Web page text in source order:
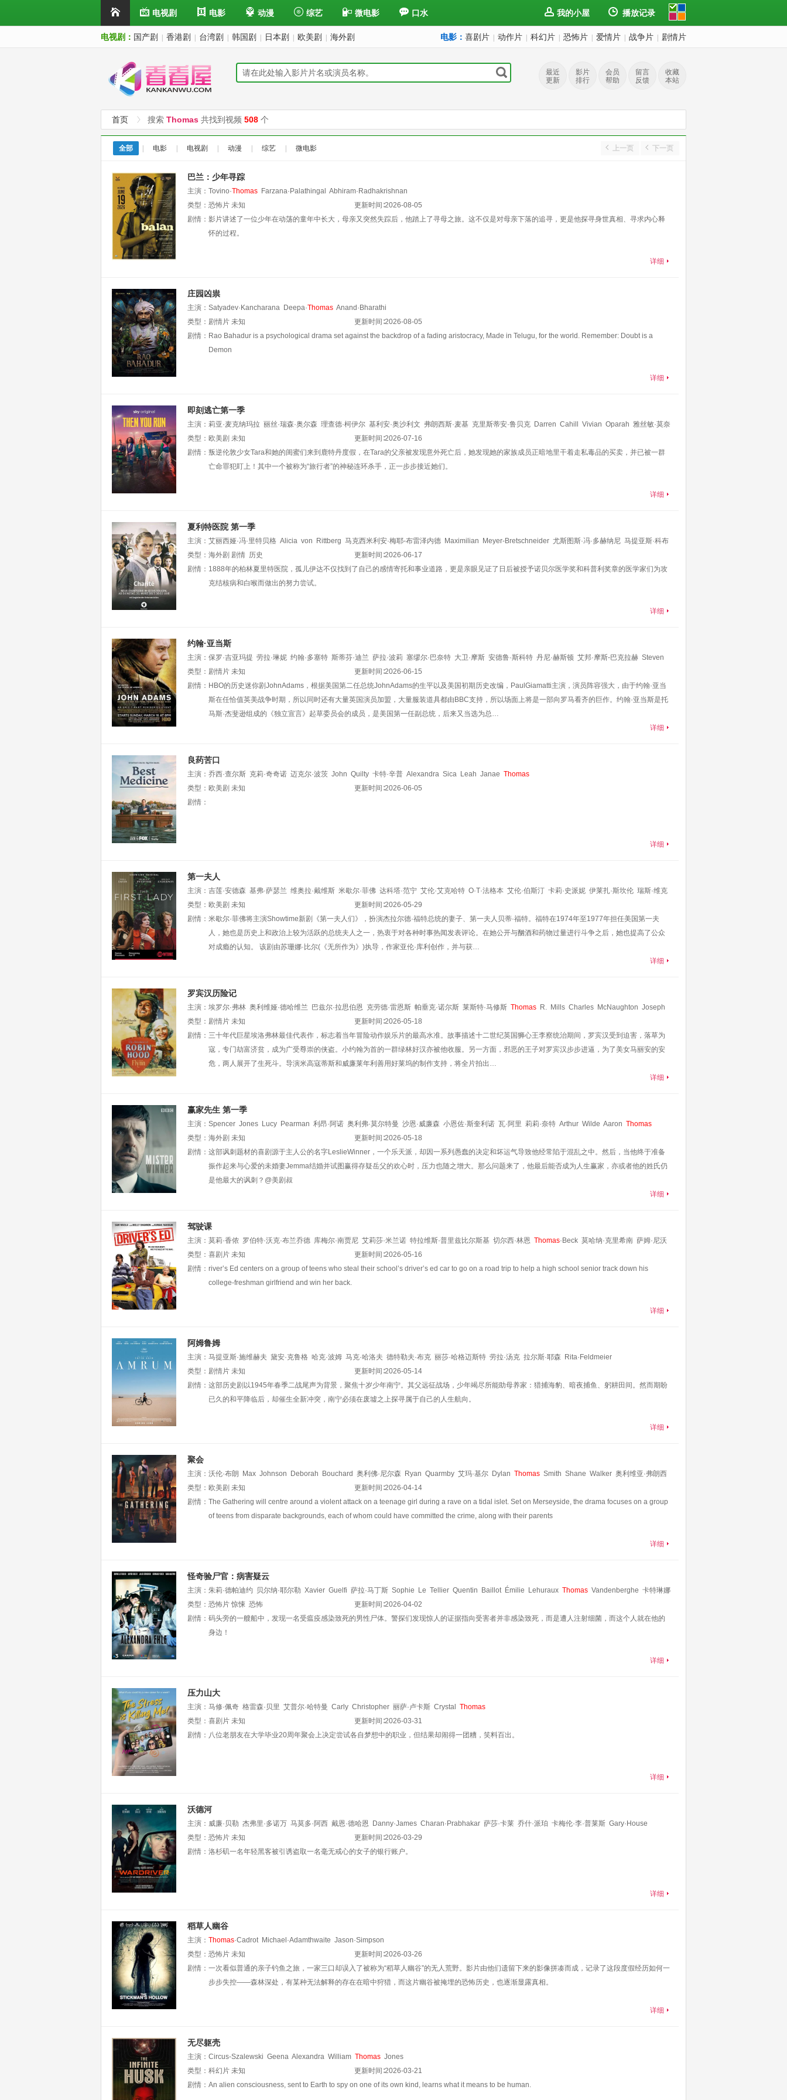
电视剧 电影 动漫 综艺 微电影 口水 我的小屋 播放记录
电视剧： 国产剧 香港剧 台湾剧 韩国剧 日本剧 欧美剧 海外剧 电影： 喜剧片 动作片 科幻片 恐怖片 爱情片 战争片 剧情片
最近
更新
影片
排行
会员
帮助
留言
反馈
收藏
本站
首页 搜索 Thomas 共找到视频 508 个
全部 电影 电视剧 动漫 综艺 微电影 上一页 下一页
巴兰：少年寻踪
主演： Tovino·Thomas Farzana·Palathingal Abhiram·Radhakrishnan
类型： 恐怖片 未知 更新时间∶2026-08-05
剧情： 影片讲述了一位少年在动荡的童年中长大，母亲又突然失踪后，他踏上了寻母之旅。这不仅是对母亲下落的追寻，更是他探寻身世真相、寻求内心释
怀的过程。
详细
庄园凶祟
主演： Satyadev·Kancharana Deepa·Thomas Anand·Bharathi
类型： 剧情片 未知 更新时间∶2026-08-05
剧情： Rao Bahadur is a psychological drama set against the backdrop of a fading aristocracy, Made in Telugu, for the world. Remember: Doubt is a
Demon
详细
即刻逃亡第一季
主演： 莉亚·麦克纳玛拉 丽丝·瑞森·奥尔森 理查德·柯伊尔 基利安·奥沙利文 弗朗西斯·麦基 克里斯蒂安·鲁贝克 Darren Cahill Vivian Oparah 雅丝敏·莫奈
·普林斯 Isidora Fairhurst Marlen Woitack 安娜贝尔·曼登
Sotelsek 艾米莉亚·霍伊 Kalle Perlmutter Emil Johnsen
类型： 欧美剧 未知 更新时间∶2026-07-16
剧情： 叛逆伦敦少女Tara和她的闺蜜们来到鹿特丹度假，在Tara的父亲被发现意外死亡后，她发现她的家族成员正暗地里干着走私毒品的买卖，并已被一群
亡命罪犯盯上！其中一个被称为“旅行者”的神秘连环杀手，正一步步接近她们。
详细
夏利特医院 第一季
主演： 艾丽西娅·冯·里特贝格 Alicia von Rittberg 马克西米利安·梅耶-布雷泽内德 Maximilian Meyer-Bretschneider 尤斯图斯·冯·多赫纳尼 马提亚斯·科布
林 Matthias Koeberlin Loibl 艾米利亚·舒勒 Emilia
类型： 海外剧 剧情 历史 更新时间∶2026-06-17
剧情： 1888年的柏林夏里特医院，孤儿伊达不仅找到了自己的感情寄托和事业道路，更是亲眼见证了日后被授予诺贝尔医学奖和科普利奖章的医学家们为攻
克结核病和白喉而做出的努力尝试。
详细
约翰·亚当斯
主演： 保罗·吉亚玛提 劳拉·琳妮 约翰·多塞特 斯蒂芬·迪兰 萨拉·波莉 塞缪尔·巴奈特 大卫·摩斯 安德鲁·斯科特 丹尼·赫斯顿 艾邦·摩斯-巴克拉赫 Steven
Hinkle
Madeline 汤姆·威尔金森 麦克·霍·迪阿达李奥
Beckett Jules Croiset 西格·斯鲁特 勒克斯·范·德尔登 泽利科·伊万内克 约翰·基廷 Thomas Langston Timmy Sherrill
类型： 剧情片 未知 更新时间∶2026-06-15
剧情： HBO的历史迷你剧JohnAdams，根据美国第二任总统JohnAdams的生平以及美国初期历史改编，PaulGiamatti主演，演员阵容强大，由于约翰·亚当
斯在任恰值英美战争时期，所以同时还有大量英国演员加盟，大量服装道具都由BBC支持，所以场面上将是一部向罗马看齐的巨作。约翰·亚当斯是托
马斯·杰斐逊组成的《独立宣言》起草委员会的成员，是美国第一任副总统，后来又当选为总…
详细
良药苦口
主演： 乔西·查尔斯 克莉·奇奇诺 迈克尔·波茨 John Quilty 卡特·辛普 Alexandra Sica Leah Janae Thomas
类型： 欧美剧 未知 更新时间∶2026-06-05
剧情：
详细
第一夫人
主演： 吉莲·安德森 基弗·萨瑟兰 维奥拉·戴维斯 米歇尔·菲佛 达科塔·范宁 艾伦·艾克哈特 O·T·法格本 艾伦·伯斯汀 卡莉·史派妮 伊莱扎·斯坎伦 瑞斯·维克
菲尔德
莉莉·拉贝 莱克西·安德伍德 德里克·塞西尔
伯纳黛特·奎格利 朱迪·格雷尔 查理·普拉默 雷吉娜·泰勒 杰里米·博布 艾比·格洛弗 艾希礼·勒孔特·坎贝尔 阿尔洛·默茨 克里·杜瓦尔 杰基·厄尔·哈利 格洛
利亚·鲁本
类型： 欧美剧 未知 更新时间∶2026-05-29
剧情： 米歇尔·菲佛将主演Showtime新剧《第一夫人们》，扮演杰拉尔德·福特总统的妻子、第一夫人贝蒂·福特。福特在1974年至1977年担任美国第一夫
人，她也是历史上和政治上较为活跃的总统夫人之一，热衷于对各种时事热闻发表评论。在她公开与酗酒和药物过量进行斗争之后，她也提高了公众
对成瘾的认知。 该剧由苏珊娜·比尔(《无所作为》)执导，作家亚伦·库利创作，并与获…
详细
罗宾汉历险记
主演： 埃罗尔·弗林 奥利维娅·德哈维兰 巴兹尔·拉思伯恩 克劳德·雷恩斯 帕垂克·诺尔斯 莱斯特·马修斯 Thomas R. Mills Charles McNaughton Joseph
North 尤娜·奥康纳 Leonard Willey 伊恩·亨特
伦纳德米迪 赫伯特芒丁 戴维·瑟斯比 Ernie Stanton Robert R. Step
类型： 剧情片 未知 更新时间∶2026-05-18
剧情： 三十年代巨星埃洛弗林最佳代表作，标志着当年冒险动作娱乐片的最高水准。故事描述十二世纪英国狮心王李察统治期间，罗宾汉受到迫害，落草为
寇，专门劫富济贫，成为广受尊崇的侠盗。小约翰为首的一群绿林好汉亦被他收服。另一方面，邪恶的王子对罗宾汉步步进逼，为了美女马丽安的安
危，两人展开了生死斗。导演米高寇蒂斯和威廉莱年利善用好莱坞的制作支持，将全片拍出…
详细
赢家先生 第一季
主演： Spencer Jones Lucy Pearman 利昂·阿诺 奥利弗·莫尔特曼 沙恩·威廉森 小恩佐·斯奎利诺 瓦·阿里 莉莉·奈特 Arthur Wilde Aaron Thomas
Ward
Lieve Carchon Sengelow Deeivya Meir Bryan
类型： 海外剧 未知 更新时间∶2026-05-18
剧情： 这部讽刺题材的喜剧源于主人公的名字LeslieWinner，一个乐天派，却因一系列愚蠢的决定和坏运气导致他经常陷于混乱之中。然后，当他终于准备
振作起来与心爱的未婚妻Jemma结婚并试图赢得存疑岳父的欢心时，压力也随之增大。那么问题来了，他最后能否成为人生赢家，亦或者他的姓氏仍
是他最大的讽刺？@美剧叔
详细
驾驶课
主演： 莫莉·香侬 罗伯特·沃克·布兰乔德 库梅尔·南贾尼 艾莉莎·米兰诺 特拉维斯·普里兹比尔斯基 切尔西·林恩 Thomas·Beck 莫哈纳·克里希南 萨姆·尼沃
拉 蒂姆·巴尔茨 克莱顿·法里斯 艾拉·斯蒂勒 Lilah·Pate Jesse·Golliher
J.C.·Currais
类型： 喜剧片 未知 更新时间∶2026-05-16
剧情： river’s Ed centers on a group of teens who steal their school’s driver’s ed car to go on a road trip to help a high school senior track down his
college-freshman girlfriend and win her back.
详细
阿姆鲁姆
主演： 马提亚斯·施维赫夫 黛安·克鲁格 哈克·波姆 马克·哈洛夫 德特勒夫·布克 丽莎·哈格迈斯特 劳拉·汤克 拉尔斯·耶森
Rita·Feldmeier
Jasper·Billerbeck
Tony·Can Morten·Bo·Heine 马克斯·霍普
Thomas·Perkins
类型： 剧情片 未知 更新时间∶2026-05-14
剧情： 这部历史剧以1945年春季二战尾声为背景，聚焦十岁少年南宁。其父远征战场，少年竭尽所能助母养家：猎捕海豹、暗夜捕鱼、躬耕田间。然而期盼
已久的和平降临后，却催生全新冲突，南宁必须在废墟之上探寻属于自己的人生航向。
详细
聚会
主演： 沃伦·布朗 Max Johnson Deborah Bouchard 奥利佛·尼尔森 Ryan Quarmby 艾玛·基尔 Dylan Thomas Smith Shane Walker 奥利维亚·弗朗西
斯·布朗 Mia Carragher Bedu-Addo Rosharna Elizabeth
Charlie Griffiths Nanci Bennett
类型： 欧美剧 未知 更新时间∶2026-04-14
剧情： The Gathering will centre around a violent attack on a teenage girl during a rave on a tidal islet. Set on Merseyside, the drama focuses on a group
of teens from disparate backgrounds, each of whom could have committed the crime, along with their parents
详细
怪奇验尸官：病害疑云
主演： 朱莉·德帕迪约 贝尔纳·耶尔勒 Xavier Guelfi 萨拉·马丁斯 Sophie Le Tellier Quentin Baillot Émilie Lehuraux Thomas Vandenberghe 卡特琳娜
·阿莱格雷 亚历谢斯·罗莱特
类型： 恐怖片 惊悚 恐怖 更新时间∶2026-04-02
剧情： 码头旁的一艘船中，发现一名受瘟疫感染致死的男性尸体。警探们发现惊人的证据指向受害者并非感染致死，而是遭人注射细菌，而这个人就在他的
身边！
详细
压力山大
主演： 马修·佩奇 格雷森·贝里 艾普尔·哈特曼 Carly Christopher 丽萨·卢卡斯 Crystal
Thomas
类型： 喜剧片 未知 更新时间∶2026-03-31
剧情： 八位老朋友在大学毕业20周年聚会上决定尝试各自梦想中的职业，但结果却闹得一团糟，笑料百出。
详细
沃德河
主演： 威廉·贝勒 杰弗里·多诺万 马莫多·阿西 戴恩·德哈恩 Danny·James Charan·Prabhakar 萨莎·卡莱 乔什·派珀 卡梅伦·李·普莱斯 Gary·House
Luz·Ozuna Brooke·Burton Karina·Gale Brando·White
类型： 恐怖片 未知 更新时间∶2026-03-29
剧情： 洛杉矶一名年轻黑客被引诱盗取一名毫无戒心的女子的银行账户。
详细
稻草人幽谷
主演： Thomas·Cadrot Michael·Adamthwaite Jason·Simpson
类型： 恐怖片 未知 更新时间∶2026-03-26
剧情： 一次看似普通的亲子钓鱼之旅，一家三口却误入了被称为“稻草人幽谷”的无人荒野。影片由他们遗留下来的影像拼凑而成，记录了这段度假经历如何一
步步失控——森林深处，有某种无法解释的存在在暗中狩猎，而这片幽谷被掩埋的恐怖历史，也逐渐显露真相。
详细
无尽躯壳
主演： Circus-Szalewski Geena Alexandra William Thomas Jones
类型： 科幻片 未知 更新时间∶2026-03-21
剧情： An alien consciousness, sent to Earth to spy on one of its own kind, learns what it means to be human.